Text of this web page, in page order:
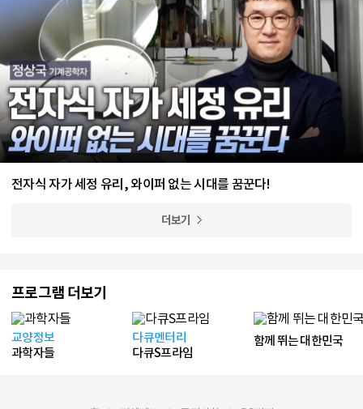
전자식 자가 세정 유리, 와이퍼 없는 시대를 꿈꾼다!
더보기
프로그램 더보기
교양정보
과학자들
다큐멘터리
다큐S프라임
함께 뛰는 대한민국